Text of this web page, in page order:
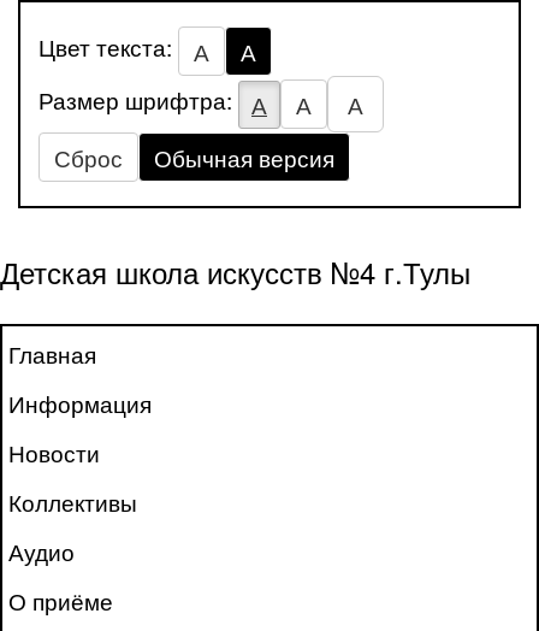
Цвет текста: А
А
Размер шрифтра:
А А
А
Сброс
Обычная версия
Детская школа искусств №4 г.Тулы
Главная
Информация
Новости
Коллективы
Аудио
О приёме